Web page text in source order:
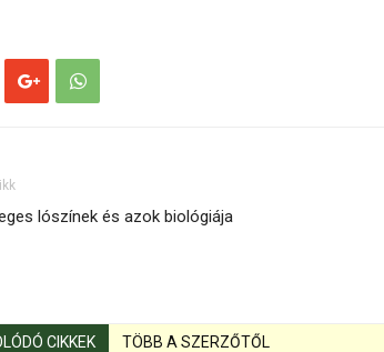
lószínek és azok biológiája
CIKKEK TÖBB A SZERZŐTŐL